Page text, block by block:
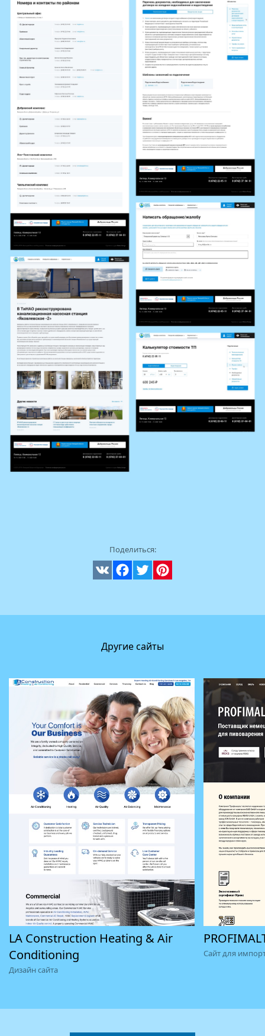
Поделиться:
VK Facebook
Twitter
Другие сайты
LA Construction Heating & Air
Conditioning
Дизайн сайта
Сайт для